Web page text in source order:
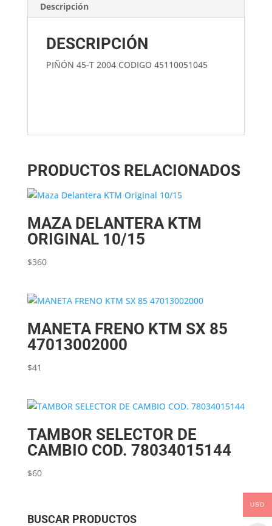
Descripción
DESCRIPCIÓN
PIÑÓN 45-T 2004 CODIGO 45110051045
PRODUCTOS RELACIONADOS
MAZA DELANTERA KTM
ORIGINAL 10/15
$360
MANETA FRENO KTM SX 85
47013002000
$41
TAMBOR SELECTOR DE
CAMBIO COD. 78034015144
$60
BUSCAR PRODUCTOS
USD